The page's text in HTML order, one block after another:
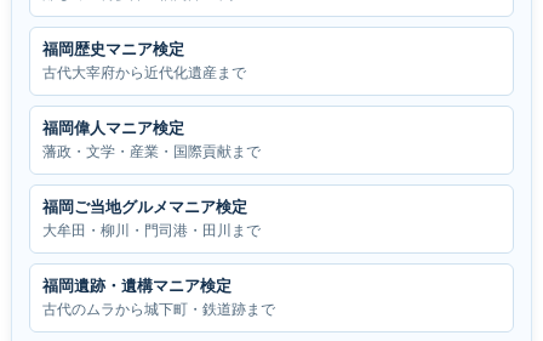
福岡歴史マニア検定
古代大宰府から近代化遺産まで
福岡偉人マニア検定
藩政・文学・産業・国際貢献まで
福岡ご当地グルメマニア検定
大牟田・柳川・門司港・田川まで
福岡遺跡・遺構マニア検定
古代のムラから城下町・鉄道跡まで